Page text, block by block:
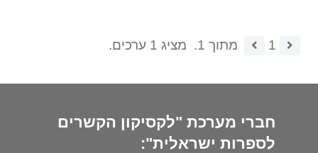
1 מתוך 1. מציג 1 ערכים.
חברי מערכת "לקסיקון הקשרים
לספרות ישראלית":